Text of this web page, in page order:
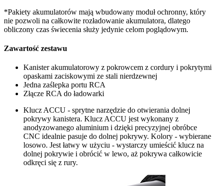
*Pakiety akumulatorów mają wbudowany moduł ochronny, który
nie pozwoli na całkowite rozładowanie akumulatora, dlatego
obliczony czas świecenia służy jedynie celom poglądowym.
Zawartość zestawu
Kanister akumulatorowy z pokrowcem z cordury i pokrytymi
opaskami zaciskowymi ze stali nierdzewnej
Jedna zaślepka portu RCA
Złącze RCA do ładowarki
Klucz ACCU - sprytne narzędzie do otwierania dolnej
pokrywy kanistera. Klucz ACCU jest wykonany z
anodyzowanego aluminium i dzięki precyzyjnej obróbce
CNC idealnie pasuje do dolnej pokrywy. Kolory - wybierane
losowo. Jest łatwy w użyciu - wystarczy umieścić klucz na
dolnej pokrywie i obrócić w lewo, aż pokrywa całkowicie
odkręci się z rury.